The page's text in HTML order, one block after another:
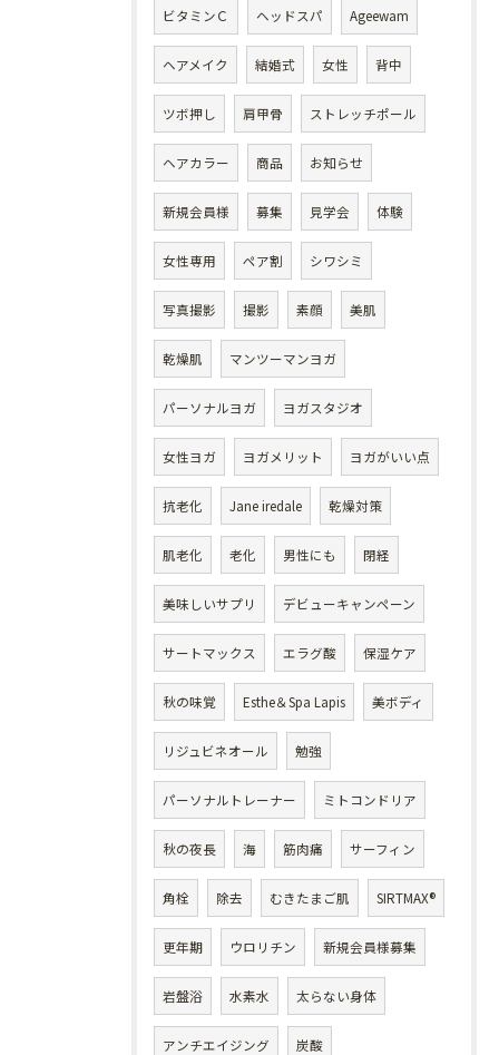
ビタミンＣ ヘッドスパ Ageewam
ヘアメイク 結婚式 女性 背中
ツボ押し 肩甲骨 ストレッチポール
ヘアカラー 商品 お知らせ
新規会員様 募集 見学会 体験
女性専用 ペア割 シワシミ
写真撮影 撮影 素顔 美肌
乾燥肌 マンツーマンヨガ
パーソナルヨガ ヨガスタジオ
女性ヨガ ヨガメリット ヨガがいい点
抗老化 Jane iredale 乾燥対策
肌老化 老化 男性にも 閉経
美味しいサプリ デビューキャンペーン
サートマックス エラグ酸 保湿ケア
秋の味覚 Esthe＆Spa Lapis 美ボディ
リジュビネオール 勉強
パーソナルトレーナー ミトコンドリア
秋の夜長 海 筋肉痛 サーフィン
角栓 除去 むきたまご肌 SIRTMAX®
更年期 ウロリチン 新規会員様募集
岩盤浴 水素水 太らない身体
アンチエイジング 炭酸